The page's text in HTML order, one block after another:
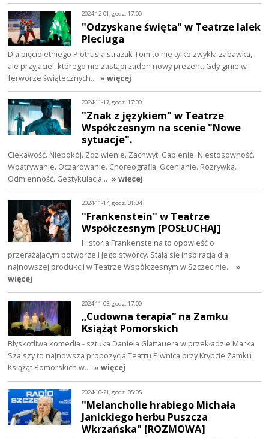
2024-12-01, godz. 17:00
"Odzyskane święta" w Teatrze lalek
Pleciuga
Dla pięcioletniego Piotrusia strażak Tom to nie tylko zwykła zabawka,
ale przyjaciel, którego nie zastąpi żaden nowy prezent. Gdy ginie w
ferworze świątecznych… » więcej
2024-11-17, godz. 17:00
"Znak z językiem" w Teatrze
Współczesnym na scenie "Nowe
sytuacje".
Ciekawość. Niepokój. Zdziwienie. Zachwyt. Gapienie. Niestosowność.
Wpatrywanie. Oczarowanie. Choreografia. Ocenianie. Rozrywka.
Odmienność. Gestykulacja… » więcej
2024-11-14, godz. 01:34
"Frankenstein" w Teatrze
Współczesnym [POSŁUCHAJ]
Historia Frankensteina to opowieść o
przerażającym potworze i jego stwórcy. Stała się inspiracją dla
najnowszej produkcji w Teatrze Współczesnym w Szczecinie… »
więcej
2024-11-03, godz. 17:00
„Cudowna terapia” na Zamku
Książąt Pomorskich
Błyskotliwa komedia - sztuka Daniela Glattauera w przekładzie Marka
Szalszy to najnowsza propozycja Teatru Piwnica przy Krypcie Zamku
Książąt Pomorskich w… » więcej
2024-10-21, godz. 05:05
"Melancholie hrabiego Michała
Janickiego herbu Puszcza
Wkrzańska" [ROZMOWA]